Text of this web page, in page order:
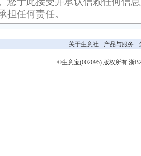
担任何责任。
关于生意社 - 产品与服务 -
©生意宝(002095) 版权所有 浙